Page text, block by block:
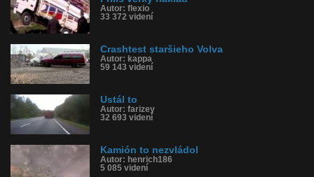
Autor: flexio
33 372 videní
Crashtest staršieho Volva
Autor: kappa
59 143 videní
Ustál to
Autor: farizey
32 693 videní
Kamión to nezvládol
Autor: henrich186
5 085 videní